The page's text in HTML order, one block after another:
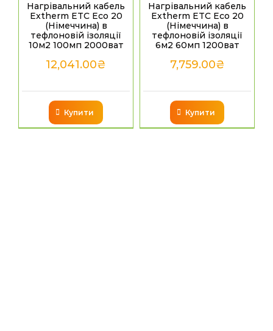
Нагрівальний кабель
Extherm ETC Eco 20
(Німеччина) в
тефлоновій ізоляції
10м2 100мп 2000ват
12,041.00₴
Купити
Нагрівальний кабель
Extherm ETC Eco 20
(Німеччина) в
тефлоновій ізоляції
6м2 60мп 1200ват
7,759.00₴
Купити